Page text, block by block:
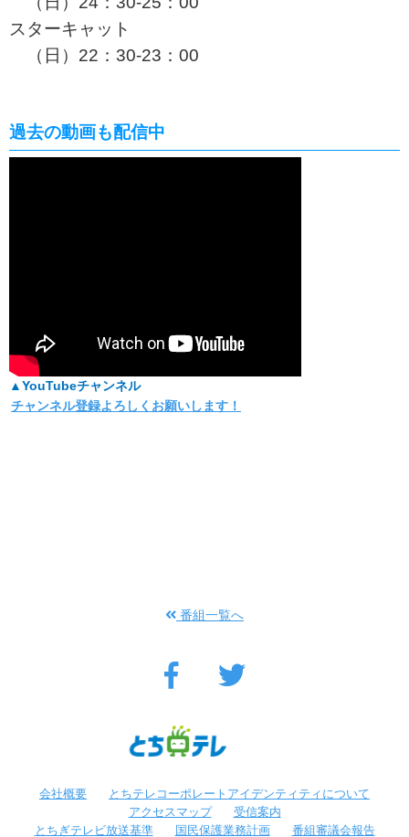
スターキャット
（日）22：30-23：00
過去の動画も配信中
▲YouTubeチャンネル
チャンネル登録よろしくお願いします！
番組一覧へ
会社概要
とちテレコーポレートアイデンティティについて
アクセスマップ
受信案内
とちぎテレビ放送基準
国民保護業務計画 番組審議会報告